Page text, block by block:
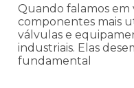
Quando falamos
componentes mais
válvulas e
industriais. Elas
fundamental